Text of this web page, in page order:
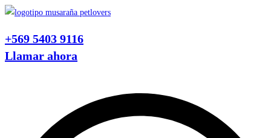
Ir
contenido
+569 5403 9116
Llamar ahora